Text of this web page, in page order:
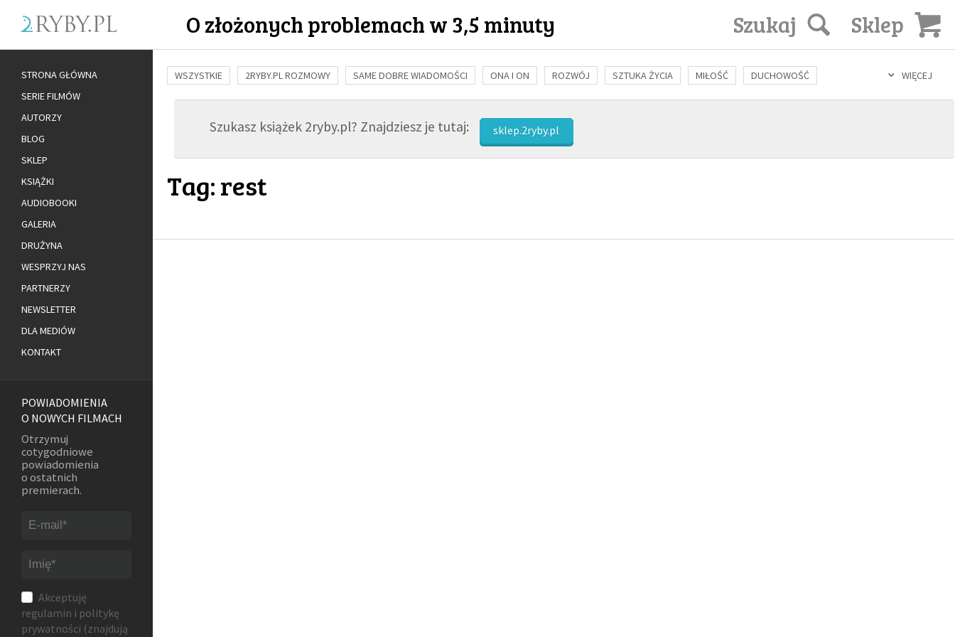
O złożonych problemach w 3,5 minuty Sklep
Szukaj
WIĘCEJ
WSZYSTKIE 2RYBY.PL ROZMOWY SAME DOBRE WIADOMOŚCI ONA I ON ROZWÓJ SZTUKA ŻYCIA MIŁOŚĆ DUCHOWOŚĆ
BUDOWANIE WIĘZI RODZINA NAUKA BIBLIA KOBIETA MĘŻCZYZNA RELIGIE FILOZOFIA KULTURA ŚWIĘCI SEKS IN VITRO
ADOPCJASzukasz książek 2ryby.pl? Znajdziesz je tutaj: sklep.2ryby.pl
Tag: rest
STRONA GŁÓWNA
SERIE FILMÓW
AUTORZY
BLOG
SKLEP
KSIĄŻKI
AUDIOBOOKI
GALERIA
DRUŻYNA
WESPRZYJ NAS
PARTNERZY
NEWSLETTER
DLA MEDIÓW
KONTAKT
POWIADOMIENIA
O NOWYCH FILMACH
Otrzymuj
cotygodniowe
powiadomienia
o ostatnich
premierach.
Akceptuję
regulamin i politykę
prywatności (znajdują